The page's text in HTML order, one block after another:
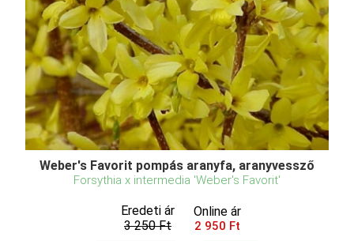
Weber's Favorit pompás aranyfa, aranyvessző
Forsythia x intermedia 'Weber's Favorit'
Eredeti ár
3 250 Ft
Online ár
2 950 Ft